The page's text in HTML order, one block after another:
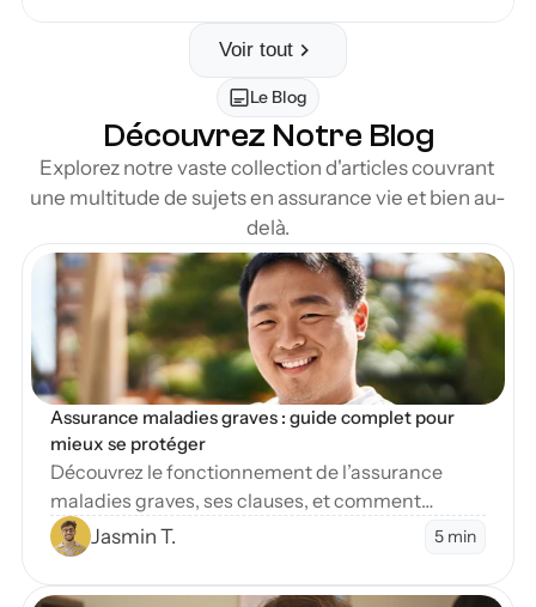
Voir tout
Le Blog
Découvrez Notre Blog
Explorez notre vaste collection d'articles couvrant
une multitude de sujets en assurance vie et bien au-
delà.
Blog
Assurance maladies graves : guide complet pour
mieux se protéger
Découvrez le fonctionnement de l’assurance
maladies graves, ses clauses, et comment
protéger vos finances en cas de diagnostic
sévère.
Jasmin T. 5 min
Blog